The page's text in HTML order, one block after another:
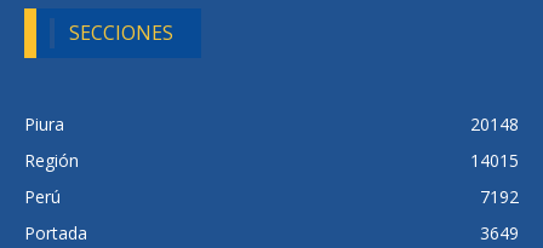
SECCIONES
Piura
20148
Región
14015
Perú
7192
Portada
3649